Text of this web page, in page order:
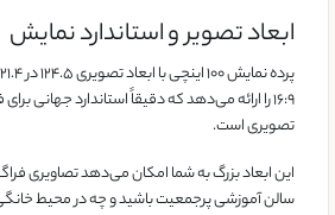
ابعاد تصویر و استاندارد نمایش
۱۶:۹ را ارائه می‌دهد که دقیقاً استاندارد جهانی
تصویری است.
این ابعاد بزرگ به شما امکان می‌دهد تصاویری
سالن آموزشی پرجمعیت باشید و چه در محیط